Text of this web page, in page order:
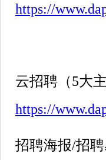
https://
云招聘（5大
https://
招聘海报/招